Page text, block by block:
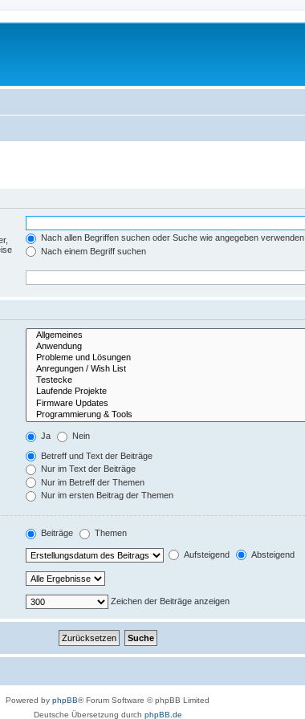
Nach allen Begriffen suchen oder Suche wie angegeben verwenden
Nach einem Begriff suchen
Ja Nein
Betreff und Text der Beiträge
Nur im Text der Beiträge
Nur im Betreff der Themen
Nur im ersten Beitrag der Themen
Beiträge Themen
Aufsteigend Absteigend
Zeichen der Beiträge anzeigen
Powered by phpBB® Forum Software © phpBB Limited
Deutsche Übersetzung durch phpBB.de